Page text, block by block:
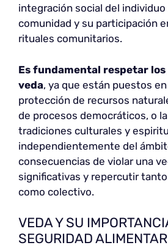
integración social del
comunidad y su participación
rituales comunitarios.
Es fundamental respetar los
veda, ya que están puestos
protección de recursos
de procesos democráticos, o
tradiciones culturales y
independientemente del
consecuencias de violar una
significativas y repercutir
como colectivo.
VEDA Y SU
SEGURIDAD